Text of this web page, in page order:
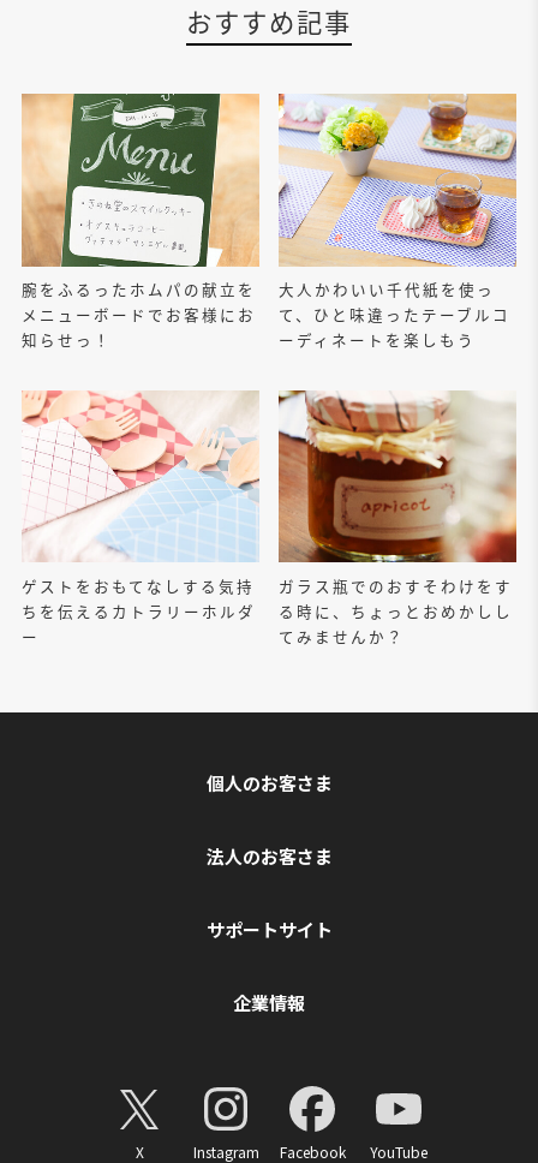
おすすめ記事
腕をふるったホムパの献立を
メニューボードでお客様にお
知らせっ！
大人かわいい千代紙を使っ
て、ひと味違ったテーブルコ
ーディネートを楽しもう
ゲストをおもてなしする気持
ちを伝えるカトラリーホルダ
ー
ガラス瓶でのおすそわけをす
る時に、ちょっとおめかしし
てみませんか？
個人のお客さま
法人のお客さま
サポートサイト
企業情報
X Instagram Facebook YouTube